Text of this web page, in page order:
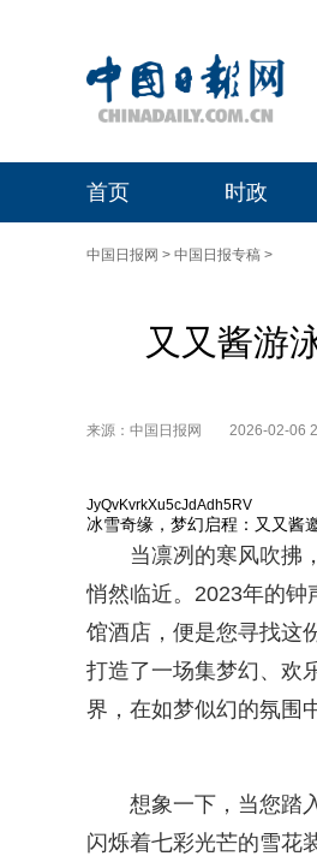
首页 时政
中国日报网 > 中国日报专稿 >
又又酱游
来源：中国日报网 2026-02-06
JyQvKvrkXu5cJdAdh5RV
冰雪奇缘，梦幻启程：又又酱
当凛冽的寒风吹拂
悄然临近。2023年的钟
馆酒店，便是您寻找这
打造了一场集梦幻、欢
界，在如梦似幻的氛围
想象一下，当您踏
闪烁着七彩光芒的雪花